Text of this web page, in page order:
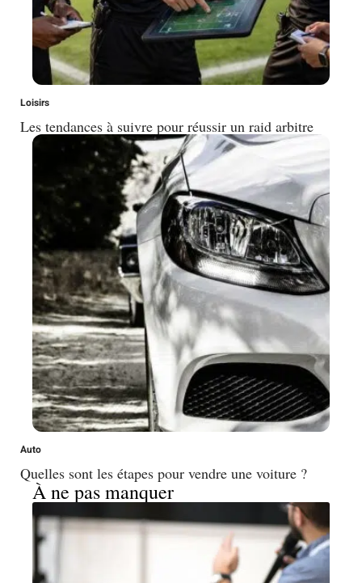
Loisirs
Les tendances à suivre pour réussir un raid arbitre
Auto
Quelles sont les étapes pour vendre une voiture ?
À ne pas manquer